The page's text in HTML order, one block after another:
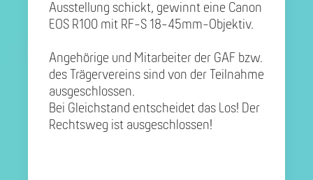
Ausstellung schickt, gewinnt eine Canon
EOS R100 mit RF-S 18-45mm-Objektiv.
Angehörige und Mitarbeiter der GAF bzw.
des Trägervereins sind von der Teilnahme
ausgeschlossen.
Bei Gleichstand entscheidet das Los! Der
Rechtsweg ist ausgeschlossen!